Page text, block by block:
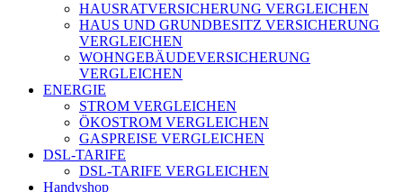
HAUSRATVERSICHERUNG VERGLEICHEN
HAUS UND GRUNDBESITZ VERSICHERUNG
VERGLEICHEN
WOHNGEBÄUDEVERSICHERUNG
VERGLEICHEN
ENERGIE
STROM VERGLEICHEN
ÖKOSTROM VERGLEICHEN
GASPREISE VERGLEICHEN
DSL-TARIFE
DSL-TARIFE VERGLEICHEN
Handyshop